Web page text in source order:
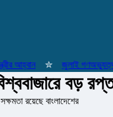
✮ জুলাই গণঅভ্যুত্থানের
বড়
রয়েছে বাংলাদেশের